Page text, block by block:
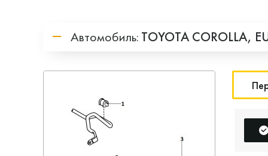
Автомобиль: TOYOTACOROLLA,